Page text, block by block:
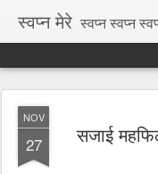
स्वप्न मेरे स्वप्न स्वप्न
NOV
27 सजाई